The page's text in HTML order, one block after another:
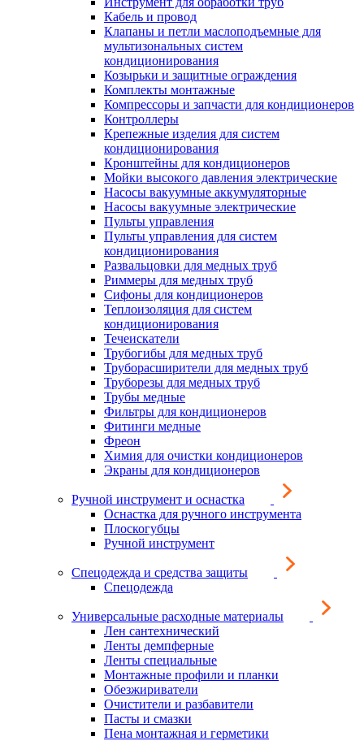
Кабель и провод
Клапаны и петли маслоподъемные для
мультизональных систем
кондиционирования
Козырьки и защитные ограждения
Комплекты монтажные
Компрессоры и запчасти для кондиционеров
Контроллеры
Крепежные изделия для систем
кондиционирования
Кронштейны для кондиционеров
Мойки высокого давления электрические
Насосы вакуумные аккумуляторные
Насосы вакуумные электрические
Пульты управления
Пульты управления для систем
кондиционирования
Развальцовки для медных труб
Риммеры для медных труб
Сифоны для кондиционеров
Теплоизоляция для систем
кондиционирования
Течеискатели
Трубогибы для медных труб
Труборасширители для медных труб
Труборезы для медных труб
Трубы медные
Фильтры для кондиционеров
Фитинги медные
Фреон
Химия для очистки кондиционеров
Экраны для кондиционеров
Ручной инструмент и оснастка
Оснастка для ручного инструмента
Плоскогубцы
Ручной инструмент
Спецодежда и средства защиты
Спецодежда
Универсальные расходные материалы
Лен сантехнический
Ленты демпферные
Ленты специальные
Монтажные профили и планки
Обезжириватели
Очистители и разбавители
Пасты и смазки
Пена монтажная и герметики